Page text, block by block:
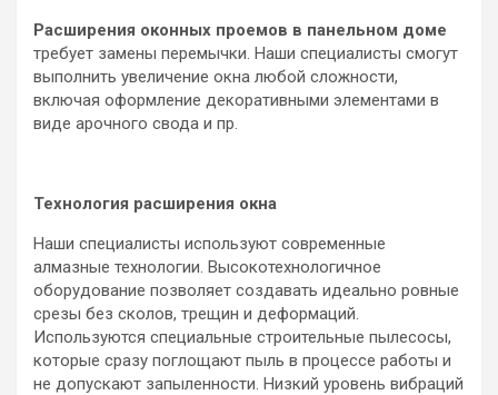
Расширения оконных проемов в панельном доме
требует замены перемычки. Наши специалисты смогут
выполнить увеличение окна любой сложности,
включая оформление декоративными элементами в
виде арочного свода и пр.
Технология расширения окна
Наши специалисты используют современные
алмазные технологии. Высокотехнологичное
оборудование позволяет создавать идеально ровные
срезы без сколов, трещин и деформаций.
Используются специальные строительные пылесосы,
которые сразу поглощают пыль в процессе работы и
не допускают запыленности. Низкий уровень вибраций